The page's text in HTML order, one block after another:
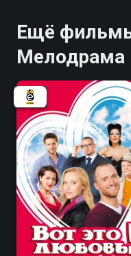
Ещё
Мелодрама